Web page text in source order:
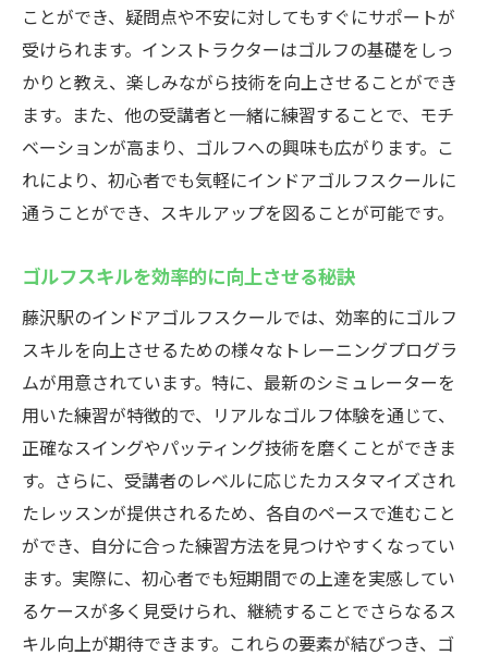
ことができ、疑問点や不安に対してもすぐにサポートが
受けられます。インストラクターはゴルフの基礎をしっ
かりと教え、楽しみながら技術を向上させることができ
ます。また、他の受講者と一緒に練習することで、モチ
ベーションが高まり、ゴルフへの興味も広がります。こ
れにより、初心者でも気軽にインドアゴルフスクールに
通うことができ、スキルアップを図ることが可能です。
ゴルフスキルを効率的に向上させる秘訣
藤沢駅のインドアゴルフスクールでは、効率的にゴルフ
スキルを向上させるための様々なトレーニングプログラ
ムが用意されています。特に、最新のシミュレーターを
用いた練習が特徴的で、リアルなゴルフ体験を通じて、
正確なスイングやパッティング技術を磨くことができま
す。さらに、受講者のレベルに応じたカスタマイズされ
たレッスンが提供されるため、各自のペースで進むこと
ができ、自分に合った練習方法を見つけやすくなってい
ます。実際に、初心者でも短期間での上達を実感してい
るケースが多く見受けられ、継続することでさらなるス
キル向上が期待できます。これらの要素が結びつき、ゴ